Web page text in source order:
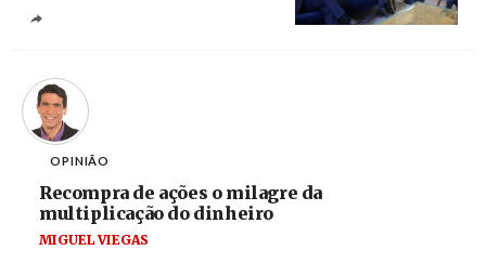
OPINIÃO
Recompra de ações o milagre da
multiplicação do dinheiro
MIGUEL VIEGAS